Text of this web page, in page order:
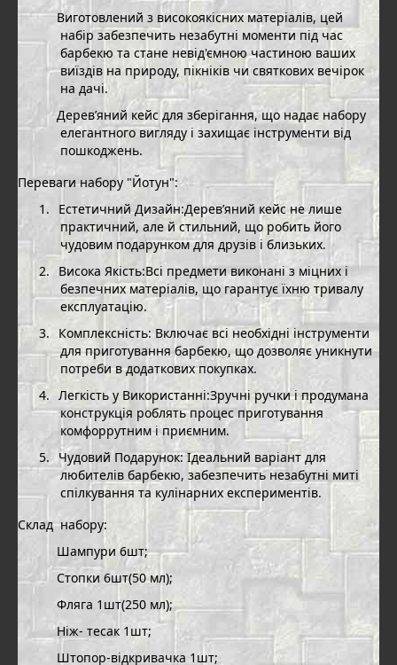
Виготовлений з високоякісних матеріалів, цей
набір забезпечить незабутні моменти під час
барбекю та стане невід'ємною частиною ваших
виїздів на природу, пікніків чи святкових вечірок
на дачі.
Дерев’яний кейс для зберігання, що надає набору
елегантного вигляду і захищає інструменти від
пошкоджень.
Переваги набору "Йотун":
1.
Естетичний Дизайн:Дерев’яний кейс не лише
практичний, але й стильний, що робить його
чудовим подарунком для друзів і близьких.
2.
Висока Якість:Всі предмети виконані з міцних і
безпечних матеріалів, що гарантує їхню тривалу
експлуатацію.
3.
Комплексність: Включає всі необхідні інструменти
для приготування барбекю, що дозволяє уникнути
потреби в додаткових покупках.
4. Легкість у Використанні:Зручні ручки і продумана
конструкція роблять процес приготування
комфоррутним і приємним.
5.
Чудовий Подарунок: Ідеальний варіант для
любителів барбекю, забезпечить незабутні миті
спілкування та кулінарних експериментів.
Склад набору:
Шампури 6шт;
Стопки 6шт(50 мл);
Фляга 1шт(250 мл);
Ніж- тесак 1шт;
Штопор-відкривачка 1шт;